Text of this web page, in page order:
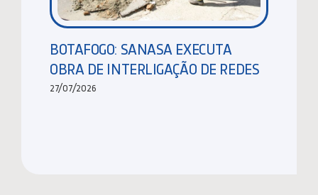
BOTAFOGO: SANASA EXECUTA
OBRA DE INTERLIGAÇÃO DE REDES
27/07/2026